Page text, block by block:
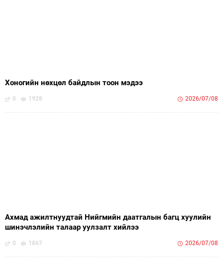
Хоногийн нөхцөл байдлын тоон мэдээ
0 1928 2026/07/08
Ахмад ажилтнуудтай Нийгмийн даатгалын багц хуулийн
шинэчлэлийн талаар уулзалт хийлээ
0 1867 2026/07/08